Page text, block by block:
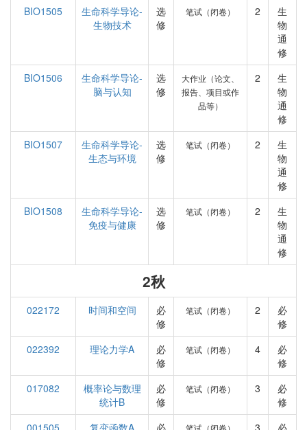
BIO1505
生命科学导论-
生物技术
选
修
笔试（闭卷） 2
生
物
通
修
BIO1506
生命科学导论-
脑与认知
选
修
大作业（论文、
报告、项目或作
品等）
2
生
物
通
修
BIO1507
生命科学导论-
生态与环境
选
修
笔试（闭卷） 2
生
物
通
修
BIO1508
生命科学导论-
免疫与健康
选
修
笔试（闭卷） 2
生
物
通
修
2秋
022172 时间和空间
必
修
笔试（闭卷） 2
必
修
022392
理论力学A
必
修
笔试（闭卷） 4
必
修
017082
概率论与数理
统计B
必
修
笔试（闭卷） 3
必
修
001505
复变函数A 必 笔试（闭卷） 3 必